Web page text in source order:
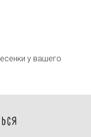
у вашего